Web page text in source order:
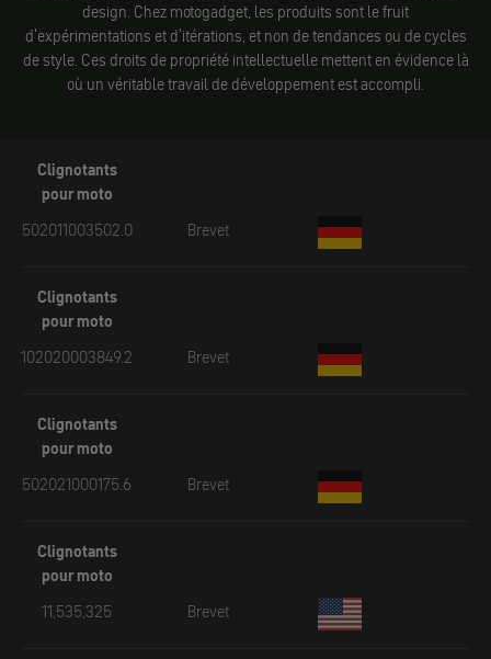
design. Chez motogadget, les produits sont le fruit
d'expérimentations et d'itérations, et non de tendances ou de cycles
de style. Ces droits de propriété intellectuelle mettent en évidence là
où un véritable travail de développement est accompli.
Clignotants
pour moto
502011003502.0
Brevet
Clignotants
pour moto
102020003849.2
Brevet
Clignotants
pour moto
502021000175.6
Brevet
Clignotants
pour moto
11,535,325
Brevet